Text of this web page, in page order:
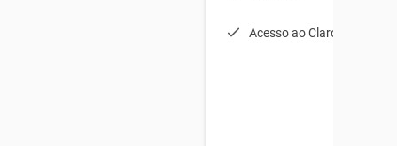
Acesso ao Claro NOW.